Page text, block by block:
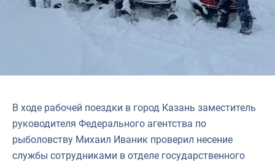
В ходе рабочей поездки в город Казань заместитель
руководителя Федерального агентства по
рыболовству Михаил Иваник проверил несение
службы сотрудниками в отделе государственного